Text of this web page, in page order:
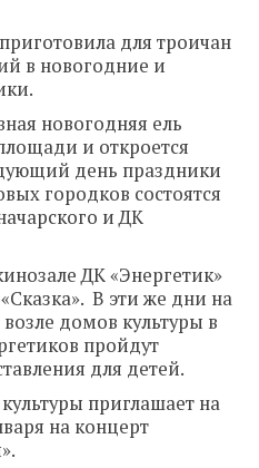
для троичан
в новогодние и
новогодняя ель
и откроется
день праздники
городков состоятся
и ДК
ДК «Энергетик»
В эти же дни на
домов культуры в
пройдут
для детей.
приглашает на
на концерт